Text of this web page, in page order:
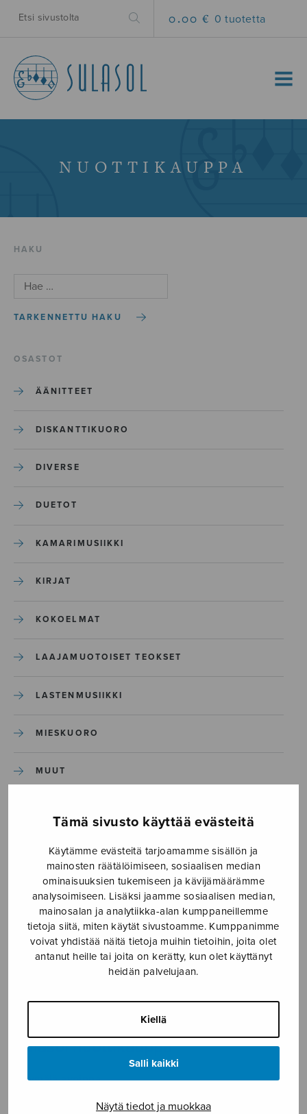
Tämä sivusto käyttää evästeitä
Käytämme evästeitä tarjoamamme sisällön ja
mainosten räätälöimiseen, sosiaalisen median
ominaisuuksien tukemiseen ja kävijämäärämme
analysoimiseen. Lisäksi jaamme sosiaalisen median,
mainosalan ja analytiikka-alan kumppaneillemme
tietoja siitä, miten käytät sivustoamme. Kumppanimme
voivat yhdistää näitä tietoja muihin tietoihin, joita olet
antanut heille tai joita on kerätty, kun olet käyttänyt
heidän palvelujaan.
Kiellä
Salli kaikki
Näytä tiedot ja muokkaa
0.00 € 0 tuotetta
MENU
NUOTTIKAUPPA
HAKU
TARKENNETTU HAKU
OSASTOT
ÄÄNITTEET
DISKANTTIKUORO
DIVERSE
DUETOT
KAMARIMUSIIKKI
KIRJAT
KOKOELMAT
LAAJAMUOTOISET TEOKSET
LASTENMUSIIKKI
MIESKUORO
MUUT
SEKAKUORO
SOITINKOULUT JA OPPAAT
SOITINMUSIIKKI
YKSINLAULU
YLEINEN
Sulasol nuottikauppa
Myymälä avoinna